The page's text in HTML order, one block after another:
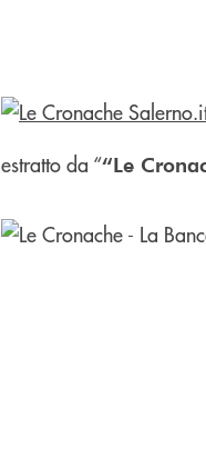
estratto da ““Le